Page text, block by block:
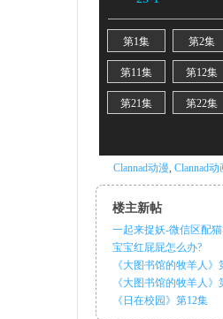
Clannad动漫, Clannad
楼主新帖
一起来捉妖-微信区配
宝宝红屁屁怎么办?
《大图书馆的牧羊人》
《大图书馆的牧羊人》
《日在校园》第12集